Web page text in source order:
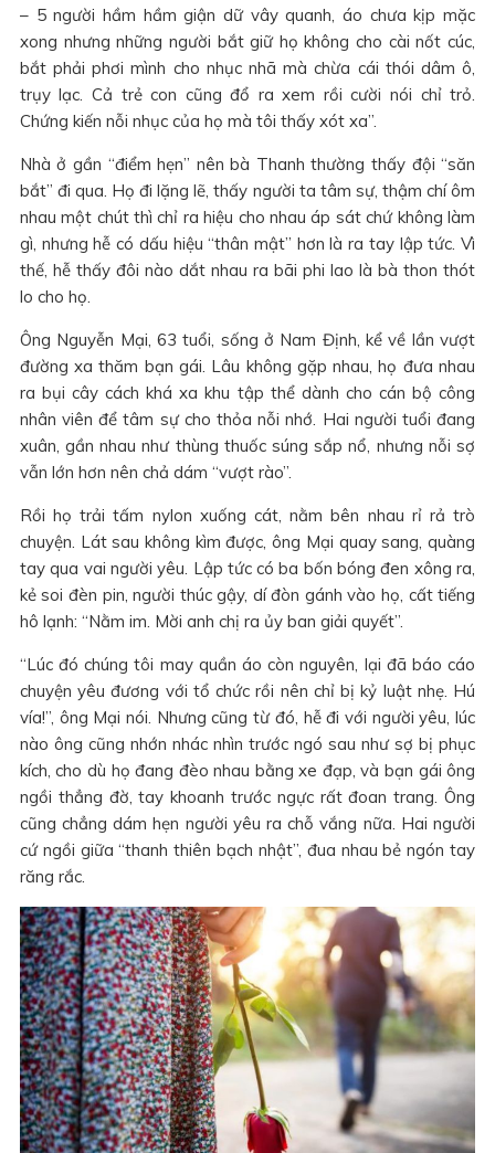
– 5 người hầm hầm giận dữ vây quanh, áo chưa kịp mặc
xong nhưng những người bắt giữ họ không cho cài nốt cúc,
bắt phải phơi mình cho nhục nhã mà chừa cái thói dâm ô,
trụy lạc. Cả trẻ con cũng đổ ra xem rồi cười nói chỉ trỏ.
Chứng kiến nỗi nhục của họ mà tôi thấy xót xa”.
Nhà ở gần “điểm hẹn” nên bà Thanh thường thấy đội “săn
bắt” đi qua. Họ đi lặng lẽ, thấy người ta tâm sự, thậm chí ôm
nhau một chút thì chỉ ra hiệu cho nhau áp sát chứ không làm
gì, nhưng hễ có dấu hiệu “thân mật” hơn là ra tay lập tức. Vì
thế, hễ thấy đôi nào dắt nhau ra bãi phi lao là bà thon thót
lo cho họ.
Ông Nguyễn Mại, 63 tuổi, sống ở Nam Định, kể về lần vượt
đường xa thăm bạn gái. Lâu không gặp nhau, họ đưa nhau
ra bụi cây cách khá xa khu tập thể dành cho cán bộ công
nhân viên để tâm sự cho thỏa nỗi nhớ. Hai người tuổi đang
xuân, gần nhau như thùng thuốc súng sắp nổ, nhưng nỗi sợ
vẫn lớn hơn nên chả dám “vượt rào”.
Rồi họ trải tấm nylon xuống cát, nằm bên nhau rỉ rả trò
chuyện. Lát sau không kìm được, ông Mại quay sang, quàng
tay qua vai người yêu. Lập tức có ba bốn bóng đen xông ra,
kẻ soi đèn pin, người thúc gậy, dí đòn gánh vào họ, cất tiếng
hô lạnh: “Nằm im. Mời anh chị ra ủy ban giải quyết”.
“Lúc đó chúng tôi may quần áo còn nguyên, lại đã báo cáo
chuyện yêu đương với tổ chức rồi nên chỉ bị kỷ luật nhẹ. Hú
vía!”, ông Mại nói. Nhưng cũng từ đó, hễ đi với người yêu, lúc
nào ông cũng nhớn nhác nhìn trước ngó sau như sợ bị phục
kích, cho dù họ đang đèo nhau bằng xe đạp, và bạn gái ông
ngồi thẳng đờ, tay khoanh trước ngực rất đoan trang. Ông
cũng chẳng dám hẹn người yêu ra chỗ vắng nữa. Hai người
cứ ngồi giữa “thanh thiên bạch nhật”, đua nhau bẻ ngón tay
răng rắc.